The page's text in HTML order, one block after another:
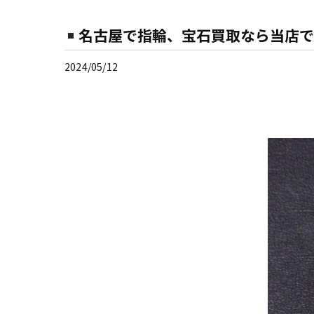
名古屋で指輪、宝石買取なら当店
2024/05/12